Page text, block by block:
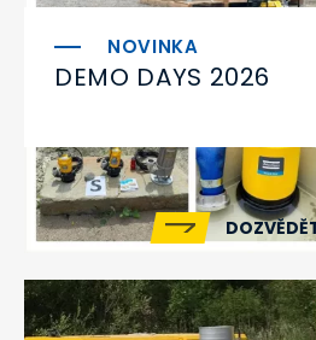
DEMO DAYS 2026